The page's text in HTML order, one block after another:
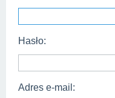
Hasło:
Adres e-mail: